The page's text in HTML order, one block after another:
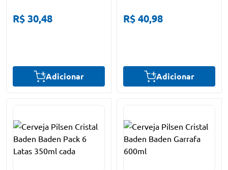
R$ 30,48
Adicionar
R$ 40,98
Adicionar